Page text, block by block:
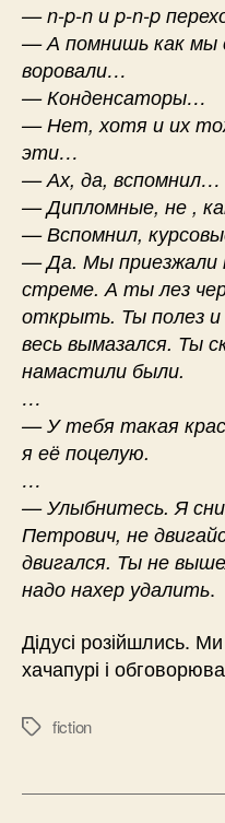
— n-p-n и p-n-p
— А помнишь как мы
воровали…
— Конденсаторы…
— Нет, хотя и их
эти…
— Ах, да,
— Дипломные, не ,
— Вспомнил,
— Да. Мы приезжали
стреме. А ты лез
открыть. Ты полез
весь вымазался. Ты
намастили были.
…
— У тебя такая
я её поцелую.
…
— Улыбнитесь. Я
Петрович, не
двигался. Ты не
надо нахер удалить.
Дідусі розійшлись.
хачапурі і
Позначки
fiction